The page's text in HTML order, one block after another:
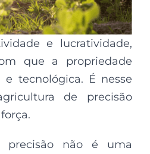
e lucratividade,
que a propriedade
e tecnológica. É nesse
de precisão
precisão não é uma